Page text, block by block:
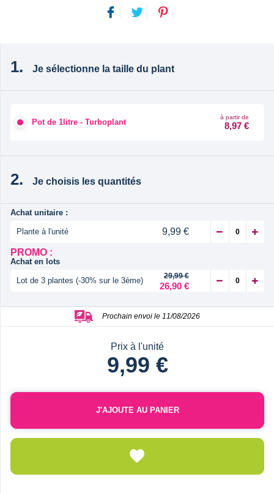
Je sélectionne la taille du plant
Pot de 1litre - Turboplant
à partir de
8,97 €
Je choisis les quantités
Achat unitaire :
Plante à l'unité
9,99 €
PROMO :
Achat en lots
Lot de 3 plantes (-30% sur le 3ème) 29,99 €
26,90 €
Prochain envoi le 11/08/2026
Prix à l'unité
9,99 €
J'AJOUTE AU PANIER